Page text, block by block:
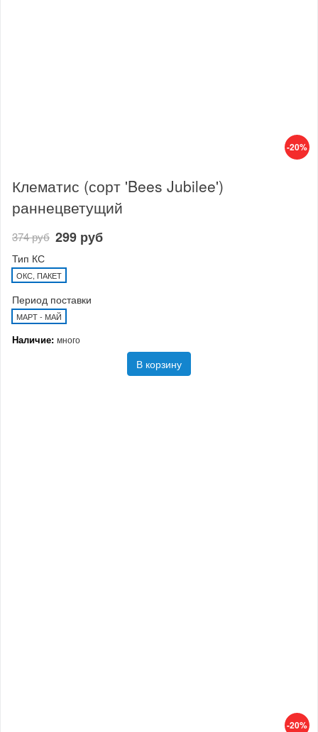
-20%
Клематис (сорт 'Bees Jubilee')
раннецветущий
374 руб 299 руб
Тип КС
ОКС, ПАКЕТ
Период поставки
МАРТ - МАЙ
Наличие: много
В корзину
-20%